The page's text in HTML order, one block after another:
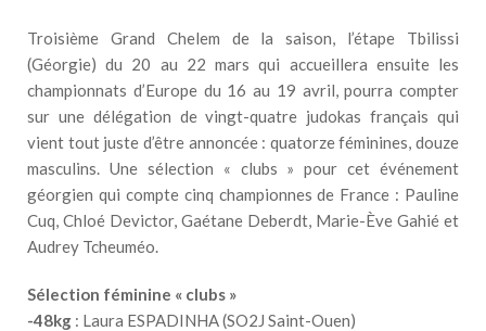
Troisième Grand Chelem de la saison, l’étape Tbilissi
(Géorgie) du 20 au 22 mars qui accueillera ensuite les
championnats d’Europe du 16 au 19 avril, pourra compter
sur une délégation de vingt-quatre judokas français qui
vient tout juste d’être annoncée : quatorze féminines, douze
masculins. Une sélection « clubs » pour cet événement
géorgien qui compte cinq championnes de France : Pauline
Cuq, Chloé Devictor, Gaétane Deberdt, Marie-Ève Gahié et
Audrey Tcheuméo.
Sélection féminine « clubs »
-48kg : Laura ESPADINHA (SO2J Saint-Ouen)